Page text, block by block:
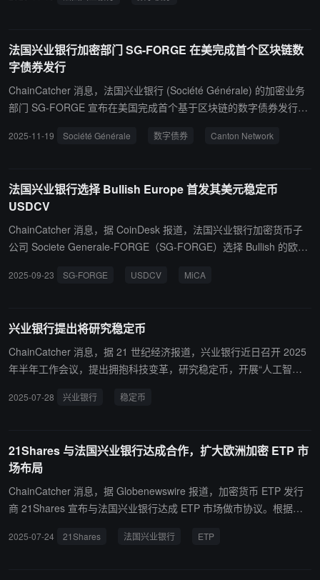
法国兴业银行加密部门 SG-FORGE 在美完成首个区块链数
字债券发行
ChainCatcher 消息，法国兴业银行 (Société Générale) 的加密业务
部门 SG-FORGE 宣布在美国完成首个基于区块链的数字债券发行，
融资利率 (SOFR) 挂钩，由交易公司 DRW 购买。该数字债券采用 Br
idge 新平台首次用于实时证券发行，而 Canton Network 则实现了即
时结算同时保留传统金融的法律结构。法国兴业银行表示，自 2019
年起已在欧洲数字债券领域活跃，此次交易为进军美国市场铺平道
路，未来可能推动更复杂产品如结构性票据的链上发行。
2025-11-19 Société Générale 数字债券 Canton Network
法国兴业银行选择 Bullish Europe 首发其美元稳定币
USDCV
ChainCatcher 消息，据 CoinDesk 报道，法国兴业银行加密货币子
公司 Societe Generale-FORGE（SG-FORGE）选择 Bullish 的欧洲
台。该美元计价稳定币于今年 6 月在以太坊和 Solana 网络上推出，
美国国会已通过 GENIUS 法案，但完整监管框架尚未到位，预计还
需数月时间才能向美国居民开放。目前该稳定币仅向非美国投资者开
放。
2025-09-23 SG-FORGE USDCV MiCA
兴业银行提出将研究稳定币
ChainCatcher 消息，据 21 世纪经济报道，兴业银行近日召开 2025
年半年工作会议，提出拥抱科技变革，研究稳定币，开展“人工智能
大步伐，加快从“数字兴业”迈向“智慧兴业”。
2025-07-28 兴业银行 稳定币
21Shares 与法国兴业银行达成合作，扩大欧洲加密 ETP 市
场布局
ChainCatcher 消息，据 Globenewswire 报道，加密货币 ETP 发行
商 21Shares 宣布与法国兴业银行达成 ETP 市场做市协议。根据协
CBTC、AETH、CETH）在德国和东欧关键基金平台上提供场外交易
2025-07-24 21Shares 法国兴业银行 ETP